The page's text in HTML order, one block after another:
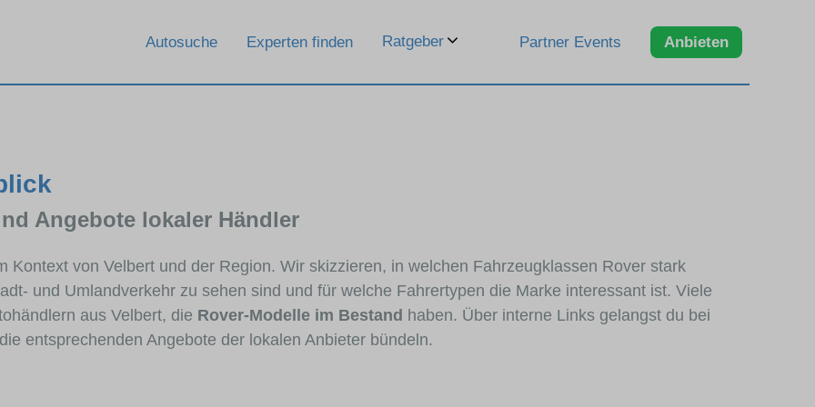
Autosuche Experten finden Ratgeber Partner Events Anbieten
Angebote lokaler Händler
Kontext von Velbert und der Region. Wir skizzieren, in welchen Fahrzeugklassen Rover stark
und Umlandverkehr zu sehen sind und für welche Fahrertypen die Marke interessant ist. Viele
aus Velbert, die Rover-Modelle im Bestand haben. Über interne Links gelangst du bei
entsprechenden Angebote der lokalen Anbieter bündeln.